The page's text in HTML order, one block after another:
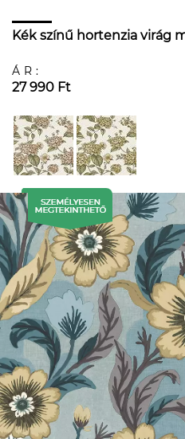
Kék színű hortenzia virág
ÁR:
27 990 Ft